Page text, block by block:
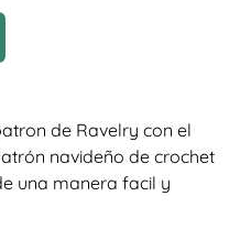
de Ravelry con el
navideño de crochet
una manera facil y